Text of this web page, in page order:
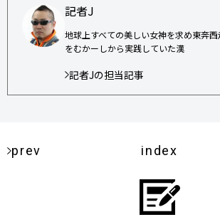
記者J
地球上すべての美しい女神を求め東奔
をむかーしから実践していた漢
記者Jの担当記事
prev index